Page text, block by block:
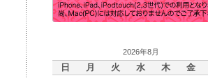
2026年8月
日 月 火 水 木 金